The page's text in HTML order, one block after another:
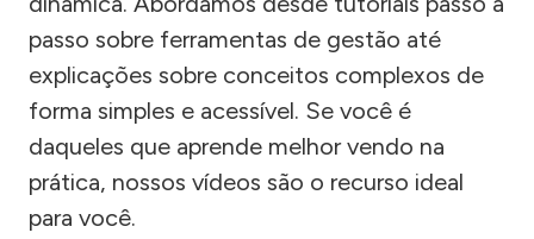
passo sobre ferramentas de gestão até
explicações sobre conceitos complexos de
forma simples e acessível. Se você é
daqueles que aprende melhor vendo na
prática, nossos vídeos são o recurso ideal
para você.